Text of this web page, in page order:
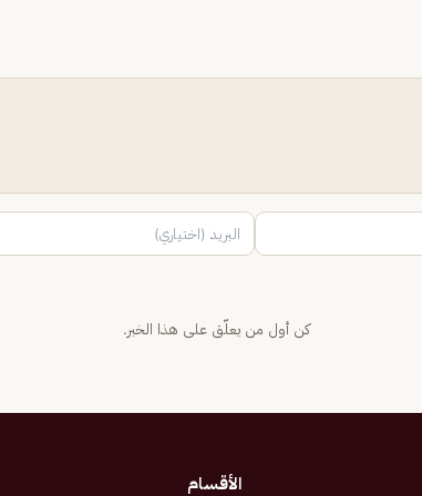
كن أول من يعلّق على هذا الخبر.
الأقسام